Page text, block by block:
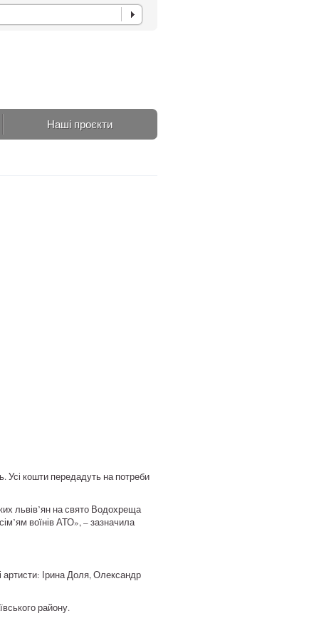
Наші проєкти
Усі кошти передадуть на потреби
львів’ян на свято Водохреща
воїнів АТО», – зазначила
артисти: Ірина Доля, Олександр
району.